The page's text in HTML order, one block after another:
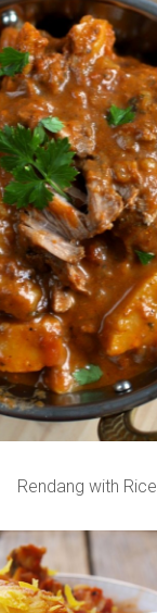
Rendang with Rice